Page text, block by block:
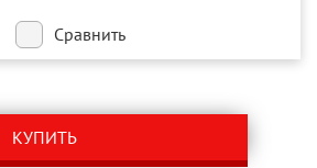
Сравнить
КУПИТЬ